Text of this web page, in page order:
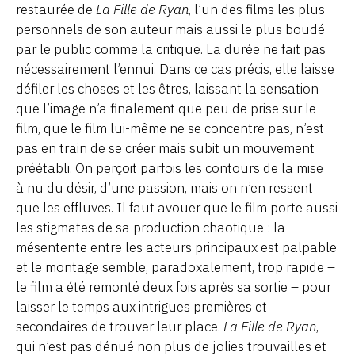
restaurée de La Fille de Ryan, l’un des films les plus
personnels de son auteur mais aussi le plus boudé
par le public comme la critique. La durée ne fait pas
nécessairement l’ennui. Dans ce cas précis, elle laisse
défiler les choses et les êtres, laissant la sensation
que l’image n’a finalement que peu de prise sur le
film, que le film lui-même ne se concentre pas, n’est
pas en train de se créer mais subit un mouvement
préétabli. On perçoit parfois les contours de la mise
à nu du désir, d’une passion, mais on n’en ressent
que les effluves. Il faut avouer que le film porte aussi
les stigmates de sa production chaotique : la
mésentente entre les acteurs principaux est palpable
et le montage semble, paradoxalement, trop rapide –
le film a été remonté deux fois après sa sortie – pour
laisser le temps aux intrigues premières et
secondaires de trouver leur place. La Fille de Ryan,
qui n’est pas dénué non plus de jolies trouvailles et